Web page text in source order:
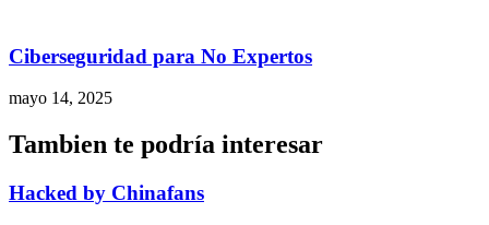
Ciberseguridad para No Expertos
mayo 14, 2025
Tambien te podría interesar
Hacked by Chinafans